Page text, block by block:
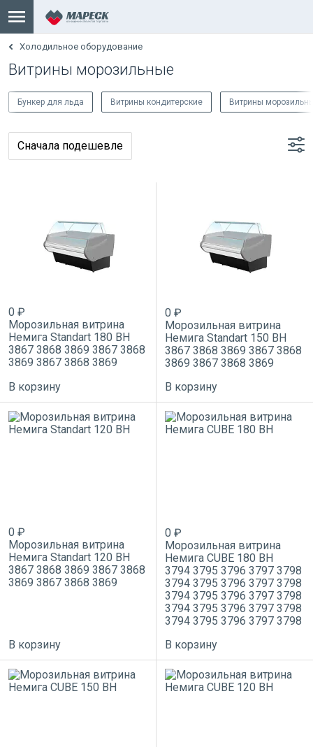
Холодильное оборудование
Витрины морозильные
Бункер для льда Витрины кондитерские Витрины
0 ₽
Морозильная витрина
Немига Standart 180 ВН
3867 3868 3869 3867 3868
3869 3867 3868 3869
В корзину
0 ₽
Морозильная витрина
Немига Standart 150 ВН
3867 3868 3869 3867 3868
3869 3867 3868 3869
В корзину
0 ₽
Морозильная витрина
Немига Standart 120 ВН
3867 3868 3869 3867 3868
3869 3867 3868 3869
В корзину
0 ₽
Морозильная витрина
Немига CUBE 180 ВН
3794 3795 3796 3797 3798
3794 3795 3796 3797 3798
3794 3795 3796 3797 3798
3794 3795 3796 3797 3798
3794 3795 3796 3797 3798
В корзину